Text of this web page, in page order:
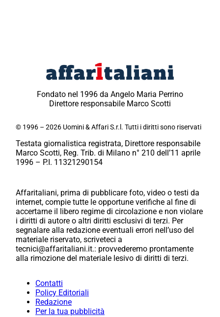
Fondato nel 1996 da Angelo Maria Perrino
Direttore responsabile Marco Scotti
© 1996 – 2026 Uomini & Affari S.r.l. Tutti i diritti sono riservati
Testata giornalistica registrata, Direttore responsabile
Marco Scotti, Reg. Trib. di Milano n° 210 dell’11 aprile
1996 – P.I. 11321290154
Affaritaliani, prima di pubblicare foto, video o testi da
internet, compie tutte le opportune verifiche al fine di
accertarne il libero regime di circolazione e non violare
i diritti di autore o altri diritti esclusivi di terzi. Per
segnalare alla redazione eventuali errori nell’uso del
materiale riservato, scriveteci a
tecnici@affaritaliani.it.: provvederemo prontamente
alla rimozione del materiale lesivo di diritti di terzi.
Contatti
Policy Editoriali
Redazione
Per la tua pubblicità